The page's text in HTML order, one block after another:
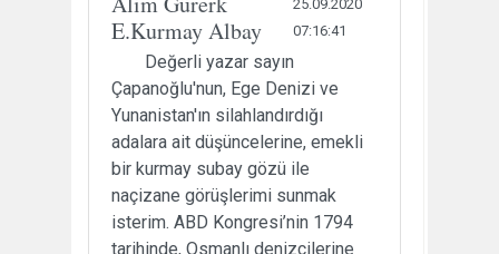
E.Kurmay Albay
25.09.2020
07:16:41
Değerli yazar sayın
Çapanoğlu'nun, Ege Denizi ve
Yunanistan'ın silahlandırdığı
adalara ait düşüncelerine, emekli
bir kurmay subay gözü ile
naçizane görüşlerimi sunmak
isterim. ABD Kongresi’nin 1794
tarihinde, Osmanlı denizcilerine